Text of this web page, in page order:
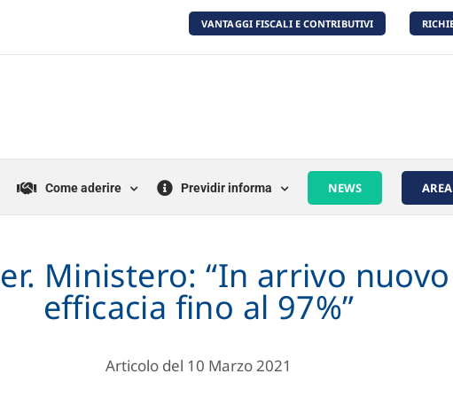
VANTAGGI FISCALI E CONTRIBUTIVI
Come aderire Previdir informa NEWS
Ministero: “In arrivo
efficacia fino al 97%”
Articolo del 10 Marzo 2021